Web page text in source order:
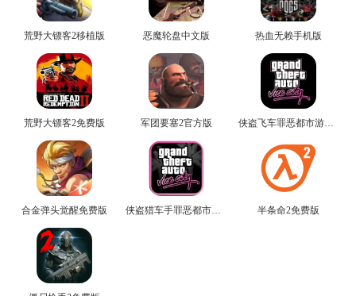
荒野大镖客2移植版 恶魔轮盘中文版 热血无赖手机版
荒野大镖客2免费版 军团要塞2官方版 侠盗飞车罪恶都市游戏最新版
合金弹头觉醒免费版 半条命2免费版